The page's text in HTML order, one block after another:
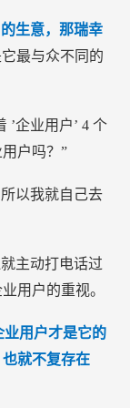
的生意，那瑞幸
最与众不同的
’企业用户’4个
户吗？”
以我就自己去
主动打电话过
用户的重视。
业用户才是它的
就不复存在